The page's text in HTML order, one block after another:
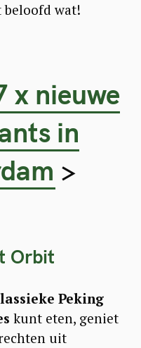
beloofd wat!
x nieuwe
in
>
Orbit
Peking
kunt eten, geniet
uit